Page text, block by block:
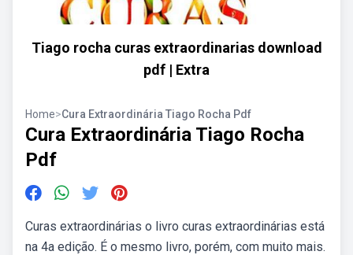
Tiago rocha curas extraordinarias download
pdf | Extra
Home>Cura Extraordinária Tiago Rocha Pdf
Cura Extraordinária Tiago Rocha
Pdf
Curas extraordinárias o livro curas extraordinárias está
na 4a edição. É o mesmo livro, porém, com muito mais.